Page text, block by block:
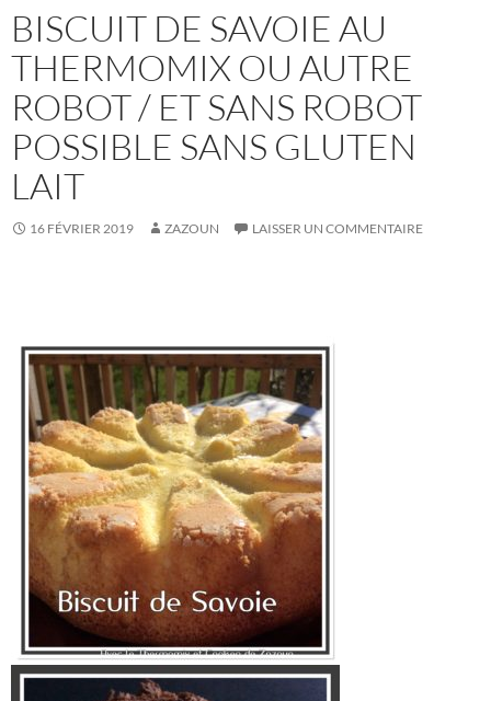
BISCUIT DE SAVOIE AU
THERMOMIX OU AUTRE
ROBOT / ET SANS ROBOT
POSSIBLE SANS GLUTEN
LAIT
16 FÉVRIER 2019 ZAZOUN LAISSER UN COMMENTAIRE